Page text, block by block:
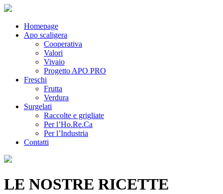
Homepage
Apo scaligera
Cooperativa
Valori
Vivaio
Progetto APO PRO
Freschi
Frutta
Verdura
Surgelati
Raccolte e grigliate
Per l’Ho.Re.Ca
Per l’Industria
Contatti
LE NOSTRE RICETTE